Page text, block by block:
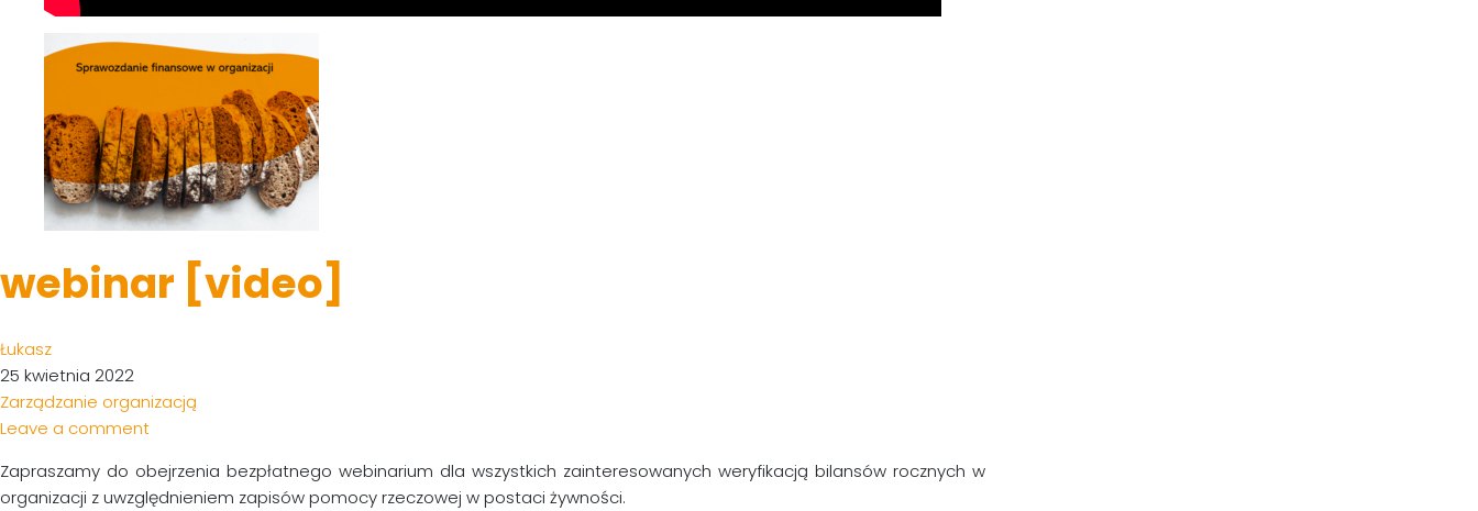
webinar [video]
Łukasz
25 kwietnia 2022
Zarządzanie organizacją
Leave a comment
Zapraszamy do obejrzenia bezpłatnego webinarium dla wszystkich zainteresowanych weryfikacją bilansów rocznych w
organizacji z uwzględnieniem zapisów pomocy rzeczowej w postaci żywności.